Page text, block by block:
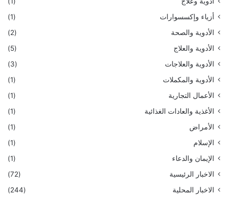
أزياء وإكسسوارات
(1)
الأدوية والصحة
(2)
الأدوية والعلاج
(5)
الأدوية والعلاجات
(3)
الأدوية والمكملات
(1)
الأعمال التجارية
(1)
الأغذية والعادات الغذائية
(1)
الأمراض
(1)
الإسلام
(1)
الإيمان والدعاء
(1)
الاخبار الرئيسية
(72)
الاخبار المحلية
(244)